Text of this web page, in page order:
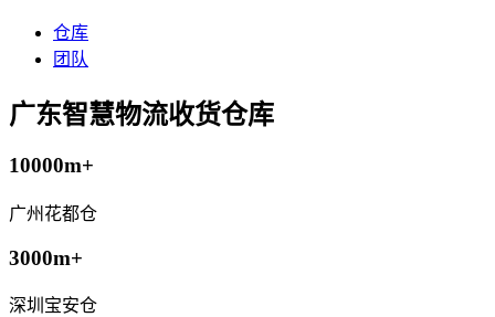
仓库
团队
广东智慧物流收货仓库
10000m+
广州花都仓
3000m+
深圳宝安仓